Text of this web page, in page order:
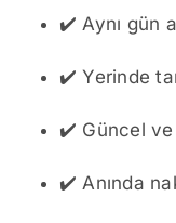
✔️ Aynı gün
✔️ Yerinde
✔️ Güncel
✔️ Anında